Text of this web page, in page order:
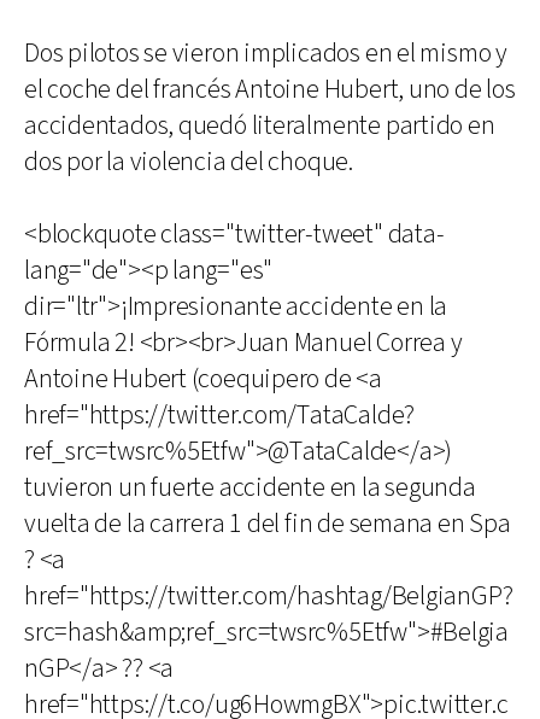
Dos pilotos se vieron implicados en el mismo y
el coche del francés Antoine Hubert, uno de los
accidentados, quedó literalmente partido en
dos por la violencia del choque.
<blockquote class="twitter-tweet" data-
lang="de"><p lang="es"
dir="ltr">¡Impresionante accidente en la
Fórmula 2! <br><br>Juan Manuel Correa y
Antoine Hubert (coequipero de <a
href="https://twitter.com/TataCalde?
ref_src=twsrc%5Etfw">@TataCalde</a>)
tuvieron un fuerte accidente en la segunda
vuelta de la carrera 1 del fin de semana en Spa
? <a
href="https://twitter.com/hashtag/BelgianGP?
src=hash&amp;ref_src=twsrc%5Etfw">#Belgia
nGP</a> ?? <a
href="https://t.co/ug6HowmgBX">pic.twitter.c